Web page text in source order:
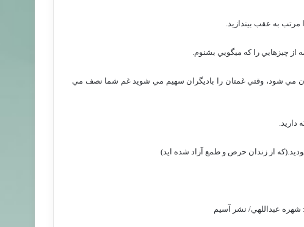
به عقب بيندازيد.
از چيزهايي را كه ميگويي بشنوم.
مي شود، وقتي غمتان را باديگران سهيم مي شويد غم شما نصف مي
داريد.
از زندان حرص و طمع آزاد شده ايد)
عبداللهي/ نشر آسيم